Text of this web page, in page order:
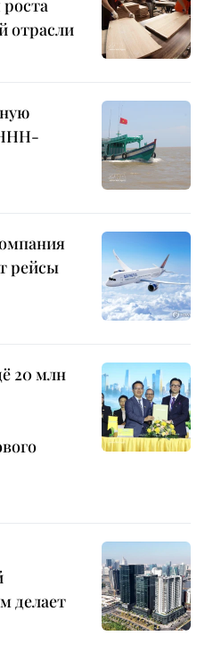
отрасли
рейсы
20 млн
делает